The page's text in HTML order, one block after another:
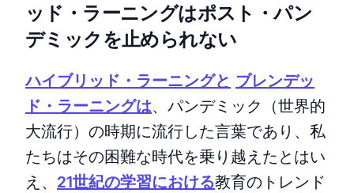
ッド・ラーニングはポスト・パン
デミックを止められない
ハイブリッド・ラーニングと ブレンデッ
ド・ラーニングは、パンデミック（世界的
大流行）の時期に流行した言葉であり、私
たちはその困難な時代を乗り越えたとはい
え、 21世紀の学習における教育のトレンド